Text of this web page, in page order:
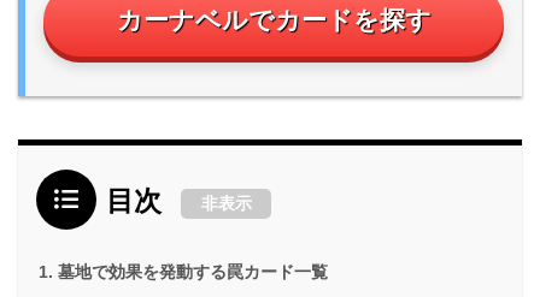
カーナベルでカードを探す
目次 非表示
墓地で効果を発動する罠カード一覧